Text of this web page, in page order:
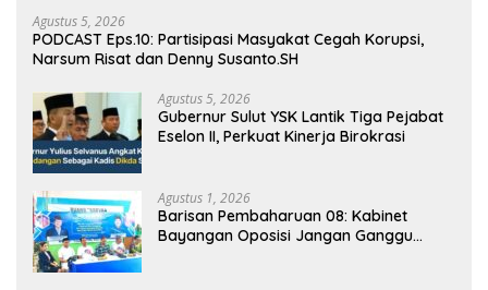
Agustus 5, 2026
PODCAST Eps.10: Partisipasi Masyakat Cegah Korupsi,
Narsum Risat dan Denny Susanto.SH
Agustus 5, 2026
Gubernur Sulut YSK Lantik Tiga Pejabat
Eselon II, Perkuat Kinerja Birokrasi
Agustus 1, 2026
Barisan Pembaharuan 08: Kabinet
Bayangan Oposisi Jangan Ganggu